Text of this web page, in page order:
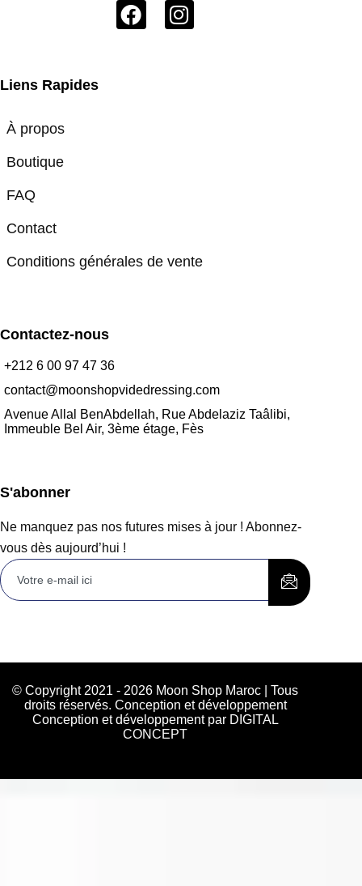
Liens Rapides
À propos
Boutique
FAQ
Contact
Conditions générales de vente
Contactez-nous
+212 6 00 97 47 36
contact@moonshopvidedressing.com
Avenue Allal BenAbdellah, Rue Abdelaziz Taâlibi,
Immeuble Bel Air, 3ème étage, Fès
S'abonner
Ne manquez pas nos futures mises à jour ! Abonnez-
vous dès aujourd’hui !
© Copyright 2021 - 2026 Moon Shop Maroc | Tous
droits réservés. Conception et développement
Conception et développement par DIGITAL
CONCEPT